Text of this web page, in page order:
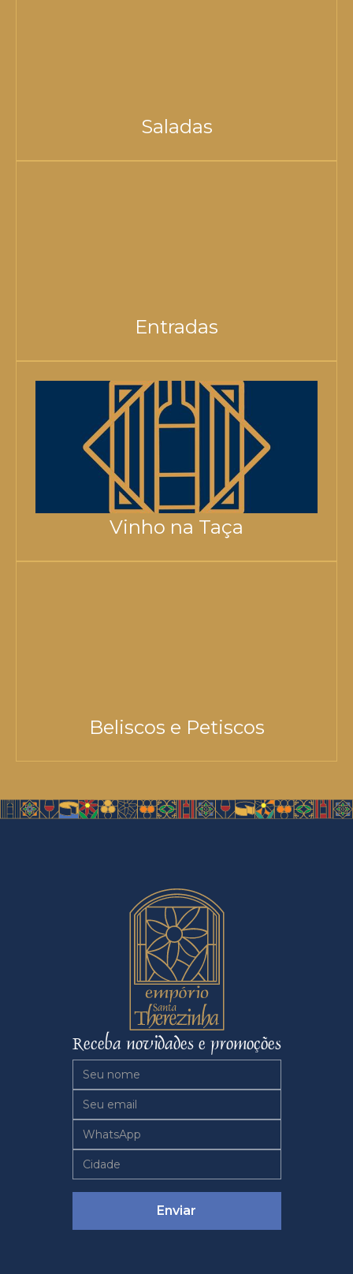
Saladas
Entradas
Vinho na Taça
Beliscos e Petiscos
Receba novidades e promoções